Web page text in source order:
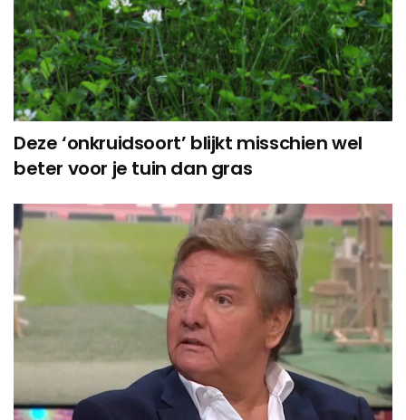
Deze ‘onkruidsoort’ blijkt misschien wel
beter voor je tuin dan gras